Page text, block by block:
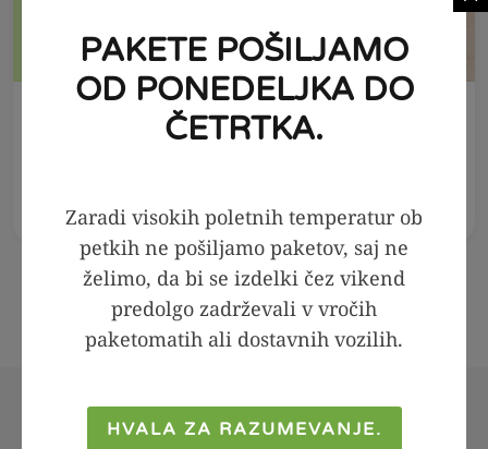
V KOŠARICO
67,99€
PAKETE POŠILJAMO
OD PONEDELJKA DO
ČETRTKA.
Zaradi visokih poletnih temperatur ob
petkih ne pošiljamo paketov, saj ne
želimo, da bi se izdelki čez vikend
predolgo zadrževali v vročih
paketomatih ali dostavnih vozilih.
HVALA ZA RAZUMEVANJE.